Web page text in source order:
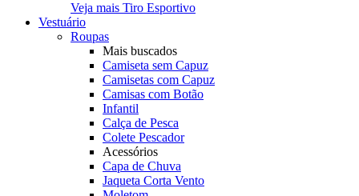
Veja mais Tiro Esportivo
Vestuário
Roupas
Mais buscados
Camiseta sem Capuz
Camisetas com Capuz
Camisas com Botão
Infantil
Calça de Pesca
Colete Pescador
Acessórios
Capa de Chuva
Jaqueta Corta Vento